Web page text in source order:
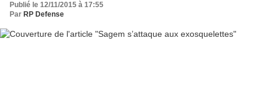
Publié le 12/11/2015 à 17:55
Par RP Defense